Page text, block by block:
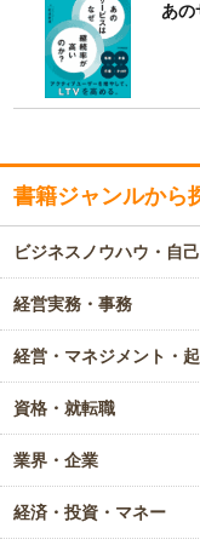
あの
書籍ジャンルから
ビジネスノウハウ・自
経営実務・事務
経営・マネジメント・
資格・就転職
業界・企業
経済・投資・マネー